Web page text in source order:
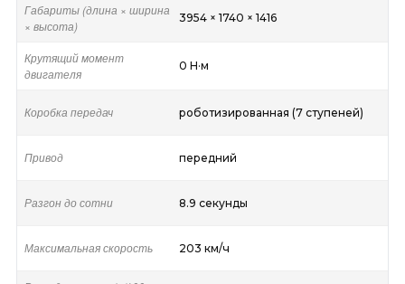
Габариты (длина × ширина
× высота)
3954 × 1740 × 1416
Крутящий момент
двигателя
0 Н·м
Коробка передач роботизированная (7 ступеней)
Привод передний
Разгон до сотни 8.9 секунды
Максимальная скорость 203 км/ч